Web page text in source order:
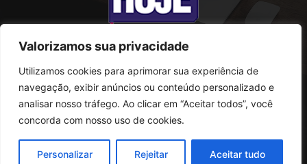
Valorizamos sua privacidade
Utilizamos cookies para aprimorar sua experiência de
navegação, exibir anúncios ou conteúdo personalizado e
analisar nosso tráfego. Ao clicar em “Aceitar todos”, você
concorda com nosso uso de cookies.
Personalizar Rejeitar Aceitar tudo
SOBRE NÓS
Rua Conselheiro Antonio Prado, 121
CEP: 07095-180